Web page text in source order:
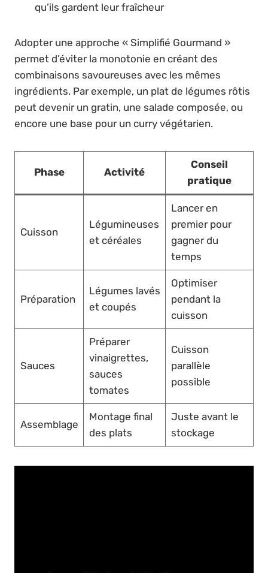
qu’ils gardent leur fraîcheur
Adopter une approche « Simplifié Gourmand »
permet d’éviter la monotonie en créant des
combinaisons savoureuses avec les mêmes
ingrédients. Par exemple, un plat de légumes rôtis
peut devenir un gratin, une salade composée, ou
encore une base pour un curry végétarien.
Phase Activité
Conseil
pratique
Cuisson
Légumineuses
et céréales
Lancer en
premier pour
gagner du
temps
Préparation
Légumes lavés
et coupés
Optimiser
pendant la
cuisson
Sauces
Préparer
vinaigrettes,
sauces
tomates
Cuisson
parallèle
possible
Assemblage
Montage final
des plats
Juste avant le
stockage